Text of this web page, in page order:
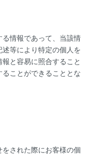
る情報であって、当該情
等により特定の個人を
と容易に照合すること
ことができることとな
された際にお客様の個